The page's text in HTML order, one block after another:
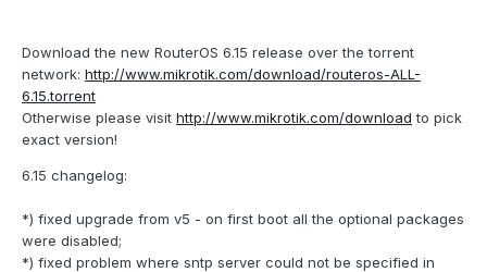
Download the new RouterOS 6.15 release over the torrent
network: http://www.mikrotik.com/download/routeros-ALL-
6.15.torrent
Otherwise please visit http://www.mikrotik.com/download to pick
exact version!
6.15 changelog:
*) fixed upgrade from v5 - on first boot all the optional packages
were disabled;
*) fixed problem where sntp server could not be specified in